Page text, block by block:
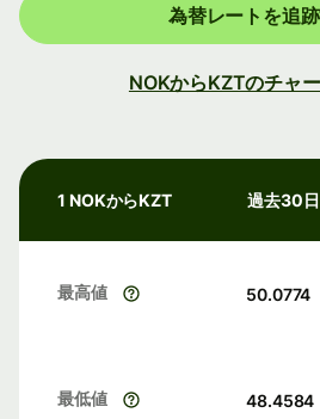
為替レートを追
NOKからKZTのチャ
1 NOKからKZT 過去30
最高値 50.0774
最低値 48.4584